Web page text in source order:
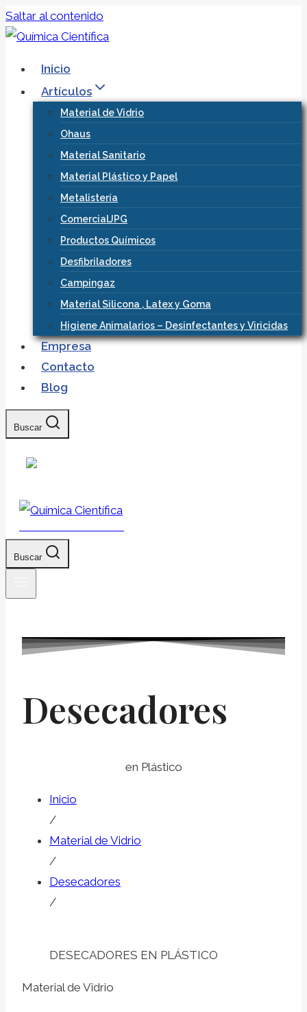
Saltar al contenido
Inicio
Artículos
Material de Vidrio
Ohaus
Material Sanitario
Material Plástico y Papel
Metalistería
ComercialJPG
Productos Químicos
Desfibriladores
Campingaz
Material Silicona , Latex y Goma
Higiene Animalarios – Desinfectantes y Viricidas
Empresa
Contacto
Blog
Buscar
Buscar
Desecadores
en Plástico
Inicio
/
Material de Vidrio
/
Desecadores
/
DESECADORES EN PLÁSTICO
Material de Vidrio